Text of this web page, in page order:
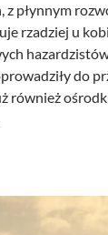
płynnym
rzadziej u
do
również